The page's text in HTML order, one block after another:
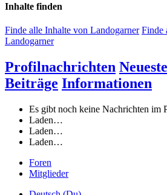
Inhalte finden
Finde alle Inhalte von Landogarner Finde
Landogarner
Profilnachrichten
Beiträge Informationen
Es gibt noch keine Nachrichten im
Laden…
Laden…
Laden…
Foren
Mitglieder